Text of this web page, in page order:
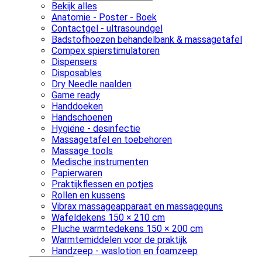
Bekijk alles
Anatomie - Poster - Boek
Contactgel - ultrasoundgel
Badstofhoezen behandelbank & massagetafel
Compex spierstimulatoren
Dispensers
Disposables
Dry Needle naalden
Game ready
Handdoeken
Handschoenen
Hygiëne - desinfectie
Massagetafel en toebehoren
Massage tools
Medische instrumenten
Papierwaren
Praktijkflessen en potjes
Rollen en kussens
Vibrax massageapparaat en massageguns
Wafeldekens 150 × 210 cm
Pluche warmtedekens 150 × 200 cm
Warmtemiddelen voor de praktijk
Handzeep - waslotion en foamzeep